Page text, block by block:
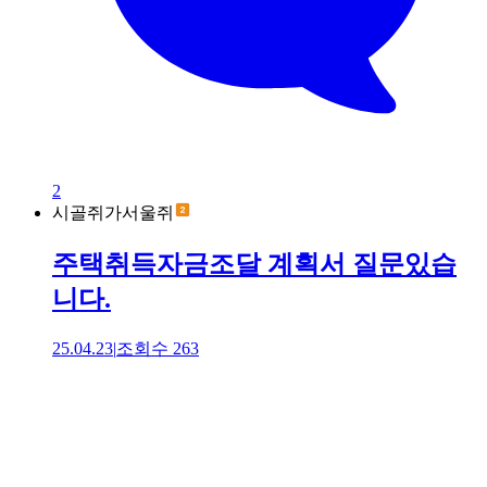
2
시골쥐가서울쥐
주택취득자금조달 계획서 질문있습
니다.
25.04.23|조회수 263